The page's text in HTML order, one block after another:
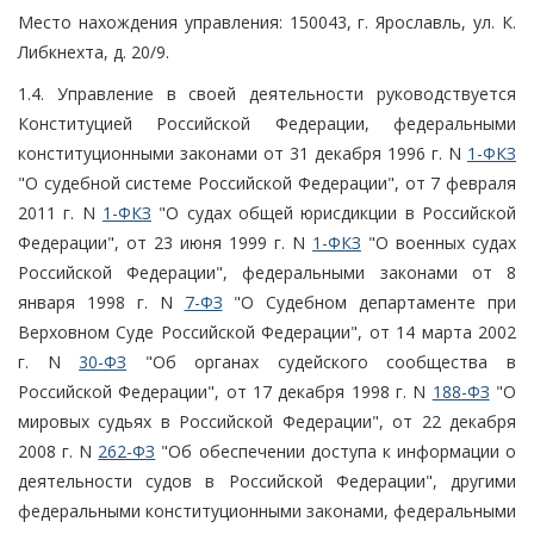
Место нахождения управления: 150043, г. Ярославль, ул. К.
Либкнехта, д. 20/9.
1.4. Управление в своей деятельности руководствуется
Конституцией Российской Федерации, федеральными
конституционными законами от 31 декабря 1996 г. N 1-ФКЗ
"О судебной системе Российской Федерации", от 7 февраля
2011 г. N 1-ФКЗ "О судах общей юрисдикции в Российской
Федерации", от 23 июня 1999 г. N 1-ФКЗ "О военных судах
Российской Федерации", федеральными законами от 8
января 1998 г. N 7-ФЗ "О Судебном департаменте при
Верховном Суде Российской Федерации", от 14 марта 2002
г. N30-ФЗ "Об органах судейского сообщества в
Российской Федерации", от 17 декабря 1998 г. N 188-ФЗ "О
мировых судьях в Российской Федерации", от 22 декабря
2008 г. N 262-ФЗ "Об обеспечении доступа к информации о
деятельности судов в Российской Федерации", другими
федеральными конституционными законами, федеральными